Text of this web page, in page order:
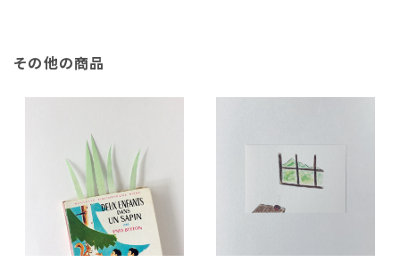
その他の商品